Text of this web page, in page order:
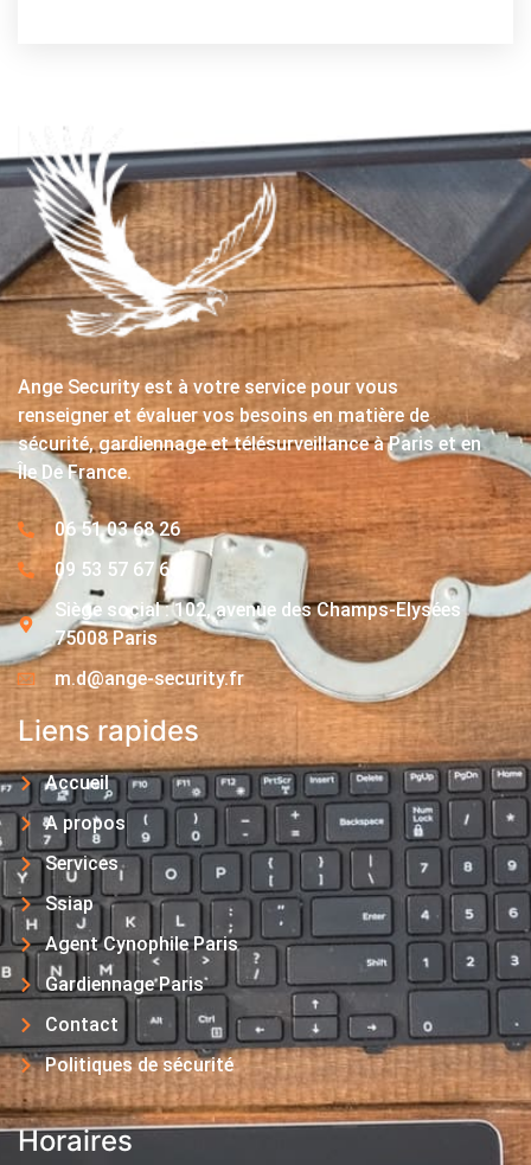
Ange Security est à votre service pour vous
renseigner et évaluer vos besoins en matière de
sécurité, gardiennage et télésurveillance à Paris et en
Île De France.
06 51 03 68 26
09 53 57 67 63
Siège social : 102, avenue des Champs-Elysées
75008 Paris
m.d@ange-security.fr
Liens rapides
Accueil
A propos
Services
Ssiap
Agent Cynophile Paris
Gardiennage Paris
Contact
Politiques de sécurité
Horaires